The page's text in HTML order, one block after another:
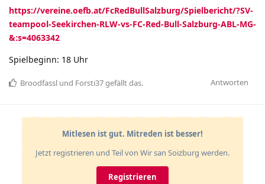
https://vereine.oefb.at/FcRedBullSalzburg/Spielbericht/?SV-
teampool-Seekirchen-RLW-vs-FC-Red-Bull-Salzburg-ABL-MG-
&:s=4063342
Spielbeginn: 18 Uhr
Antworten
Broodfassl und Forsti37gefällt das.
Mitlesen ist gut. Mitreden ist besser!
Jetzt registrieren und Teil von Wir san Soizburg werden.
Registrieren